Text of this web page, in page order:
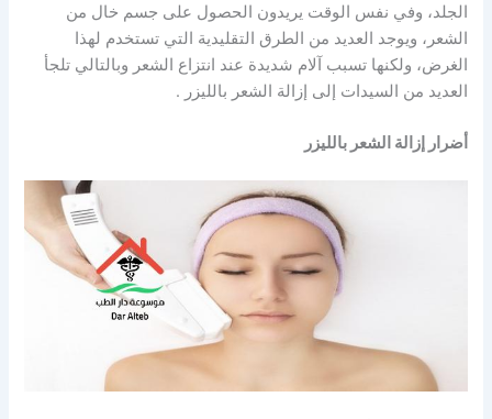
الجلد، وفي نفس الوقت يريدون الحصول على جسم خال من
الشعر، ويوجد العديد من الطرق التقليدية التي تستخدم لهذا
الغرض، ولكنها تسبب آلام شديدة عند انتزاع الشعر وبالتالي تلجأ
العديد من السيدات إلى إزالة الشعر بالليزر .
أضرار إزالة الشعر بالليزر